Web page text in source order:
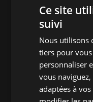
avec l'ensemble
plongé dans la
rituelle et
traversé les
de son intensité.
Unematinéepour
L'édition de
musicale avec
Ce site
suivi
Nous utilisons
tiers pour
personnaliser
vous
adaptées à